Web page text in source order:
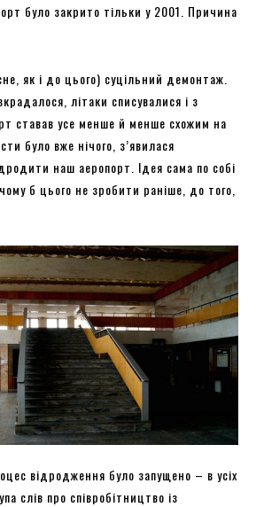
було закрито тільки у 2001. Причина
як і до цього) суцільний демонтаж.
літаки списувалися і з
ставав усе менше й менше схожим на
було вже нічого, з’явилася
наш аеропорт. Ідея сама по собі
б цього не зробити раніше, до того,
відродження було запущено – в усіх
слів про співробітництво із